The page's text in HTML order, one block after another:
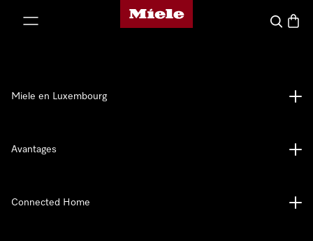
Page d'accueil de Miele
Panier
Miele en Luxembourg
Avantages
Connected Home